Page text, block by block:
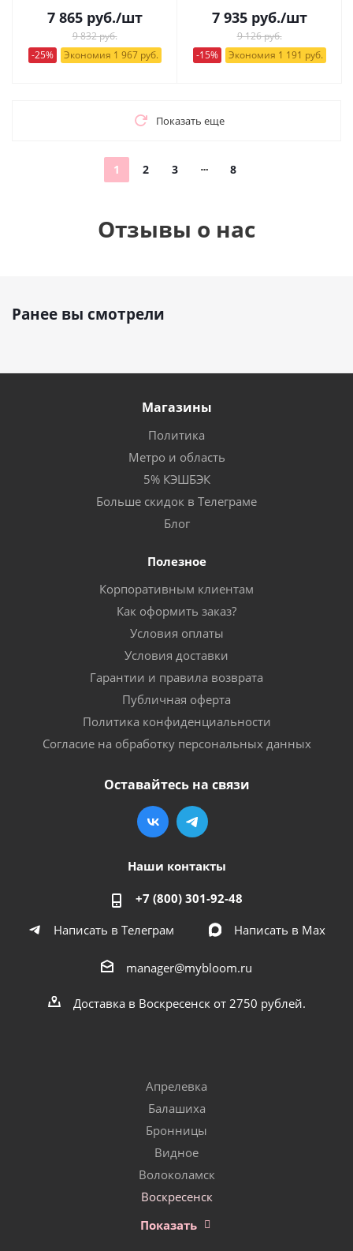
7 865руб./шт
9 832 руб.
-25%
Экономия 1 967 руб.
7 935руб./шт
9 126 руб.
-15%
Экономия 1 191 руб.
Показать еще
1 2 3 8
Отзывы о нас
Ранее вы смотрели
Магазины
Политика
Метро и область
5% КЭШБЭК
Больше скидок в Телеграме
Блог
Полезное
Корпоративным клиентам
Как оформить заказ?
Условия оплаты
Условия доставки
Гарантии и правила возврата
Публичная оферта
Политика конфиденциальности
Согласие на обработку персональных данных
Оставайтесь на связи
Наши контакты
+7 (800) 301-92-48
Написать в Телеграм
Написать в Мах
manager@mybloom.ru
Доставка в Воскресенск от 2750 рублей.
Апрелевка
Балашиха
Бронницы
Видное
Волоколамск
Воскресенск
Показать